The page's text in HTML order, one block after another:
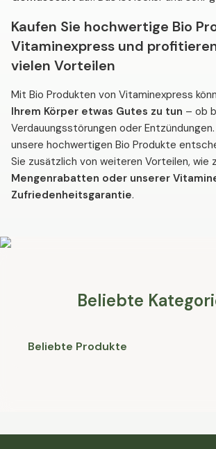
Kaufen Sie hochwertige Bio
Vitaminexpress und
vielen Vorteilen
Mit Bio Produkten von Vitaminexpress
Ihrem Körper etwas Gutes zu tun – ob
Verdauungsstörungen oder
unsere hochwertigen Bio Produkte
Sie zusätzlich von weiteren Vorteilen, wie
Mengenrabatten oder unserer
Zufriedenheitsgarantie.
Beliebte
Beliebte Produkte